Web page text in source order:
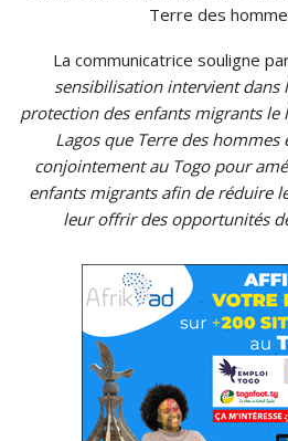
Terre des
La communicatrice souligne
sensibilisation intervient dans
protection des enfants migrants
Lagosque Terre des hommes
conjointement au Togo pour
enfants migrants afin de réduire
leur offrir des opportunités